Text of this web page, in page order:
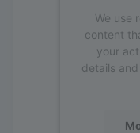
We use
content
your
details